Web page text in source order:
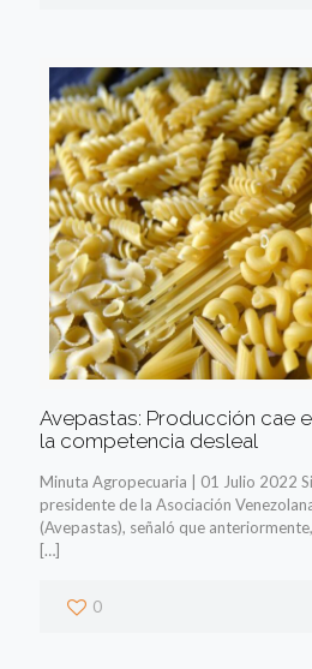
Avepastas: Producción cae
la competencia desleal
Minuta Agropecuaria | 01 Julio 2022
presidente de la Asociación
(Avepastas), señaló que
[…]
0